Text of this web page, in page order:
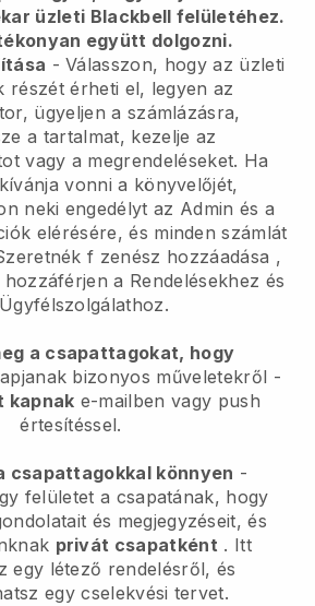
üzleti Blackbell felületéhez.
együtt dolgozni.
- Válasszon, hogy az üzleti
részét érheti el, legyen az
ügyeljen a számlázásra,
a tartalmat, kezelje az
vagy a megrendeléseket. Ha
vonni a könyvelőjét,
neki engedélyt az Admin és a
elérésére, és minden számlát
f zenész hozzáadása ,
a Rendelésekhez és
a csapattagokat, hogy
bizonyos műveletekről -
kapnak e-mailben vagy push
értesítéssel.
csapattagokkal könnyen -
felületet a csapatának, hogy
és megjegyzéseit, és
privát csapatként . Itt
egy létező rendelésről, és
egy cselekvési tervet.